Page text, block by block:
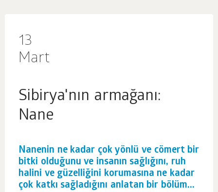
13
Mart
Sibirya'nın armağanı:
Nane
Nanenin ne kadar çok yönlü ve cömert bir
bitki olduğunu ve insanın sağlığını, ruh
halini ve güzelliğini korumasına ne kadar
çok katkı sağladığını anlatan bir bölüm...